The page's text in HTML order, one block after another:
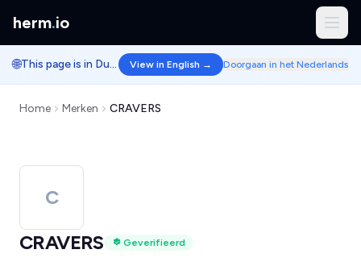
herm.io
🌐 This page is in Dutch. View in English → Doorgaan in het Nederlands
Home Merken CRAVERS
C
CRAVERS
Geverifieerd